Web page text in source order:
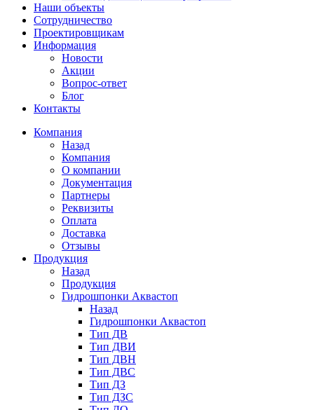
Наши объекты
Сотрудничество
Проектировщикам
Информация
Новости
Акции
Вопрос-ответ
Блог
Контакты
Компания
Назад
Компания
О компании
Документация
Партнеры
Реквизиты
Оплата
Доставка
Отзывы
Продукция
Назад
Продукция
Гидрошпонки Аквастоп
Назад
Гидрошпонки Аквастоп
Тип ДВ
Тип ДВИ
Тип ДВН
Тип ДВС
Тип ДЗ
Тип ДЗС